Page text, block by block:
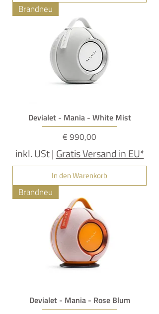
Brandneu
Devialet - Mania - White Mist
Preis
€ 990,00
inkl. USt| Gratis Versand in EU*
In den Warenkorb
Brandneu
Devialet - Mania - Rose Blum